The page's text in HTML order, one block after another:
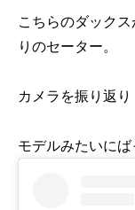
こちらのダック
りのセーター。
カメラを振り返り
モデルみたいに